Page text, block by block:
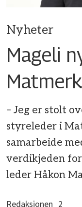
Nyheter
Mageli
Matmerk
– Jeg er stolt
styreleder i
samarbeide
verdikjeden
leder Håkon
Redaksjonen_2